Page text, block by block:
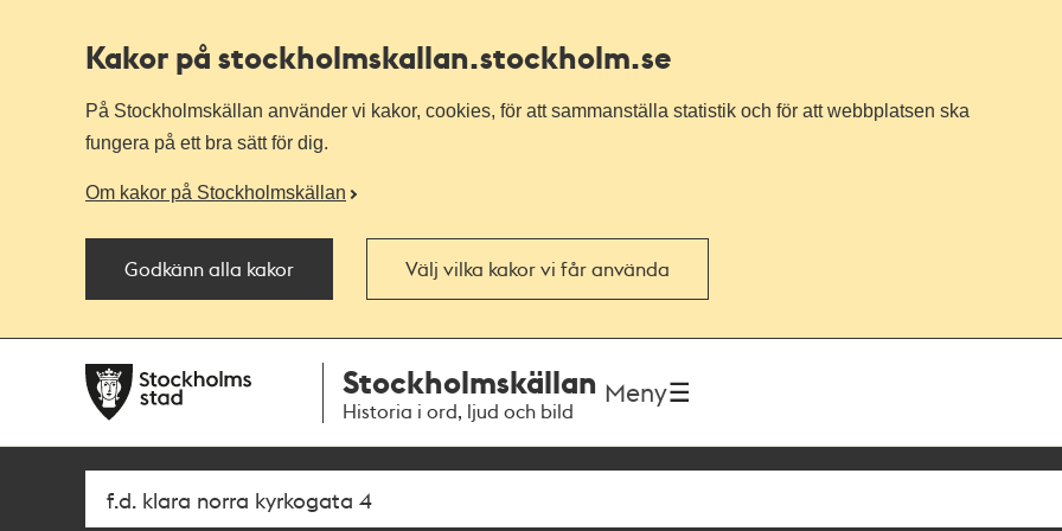
Kakor på stockholmskallan.stockholm.se
På Stockholmskällan använder vi kakor, cookies, för att sammanställa statistik och för att webbplatsen ska
fungera på ett bra sätt för dig.
Om kakor på Stockholmskällan
Godkänn alla kakor Välj vilka kakor vi får använda
navigationen
huvudinnehållet
Stockholmskällan
Historia i ord, ljud och bild
Meny
Sök